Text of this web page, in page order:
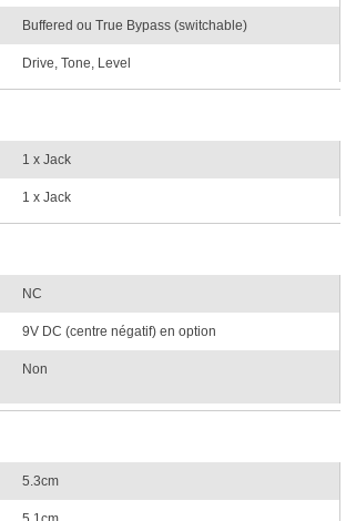
Buffered ou True Bypass (switchable)
Drive, Tone, Level
1 x Jack
1 x Jack
NC
9V DC (centre négatif) en option
Non
5.3cm